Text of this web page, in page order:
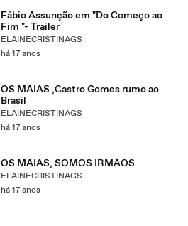
Fábio Assunção em "Do Começo ao
Fim "- Trailer
ELAINECRISTINAGS
há 17 anos
OS MAIAS ,Castro Gomes rumo ao
Brasil
ELAINECRISTINAGS
há 17 anos
OS MAIAS, SOMOS IRMÃOS
ELAINECRISTINAGS
há 17 anos